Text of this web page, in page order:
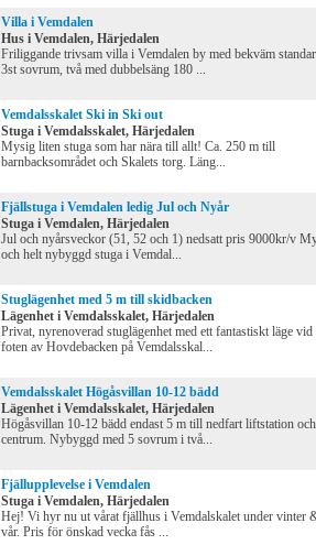
Villa i Vemdalen
Hus i Vemdalen, Härjedalen
Friliggande trivsam villa i Vemdalen by med bekväm
3st sovrum, två med dubbelsäng 180 ...
Vemdalsskalet Ski in Ski out
Stuga i Vemdalsskalet, Härjedalen
Mysig liten stuga som har nära till allt! Ca. 250 m till
barnbacksområdet och Skalets torg. Läng...
Fjällstuga i Vemdalen ledig Jul och Nyår
Stuga i Vemdalen, Härjedalen
Jul och nyårsveckor (51, 52 och 1) nedsatt pris 9000kr/v
och helt nybyggd stuga i Vemdal...
Stuglägenhet med 5 m till skidbacken
Lägenhet i Vemdalsskalet, Härjedalen
Privat, nyrenoverad stuglägenhet med ett fantastiskt läge vid
foten av Hovdebacken på Vemdalsskal...
Vemdalsskalet Högåsvillan 10-12 bädd
Lägenhet i Vemdalsskalet, Härjedalen
Högåsvillan 10-12 bädd endast 5 m till nedfart liftstation och
centrum. Nybyggd med 5 sovrum i två...
Fjällupplevelse i Vemdalen
Stuga i Vemdalen, Härjedalen
Hej! Vi hyr nu ut vårat fjällhus i Vemdalskalet under vinter
vår. Pris för önskad vecka fås ...